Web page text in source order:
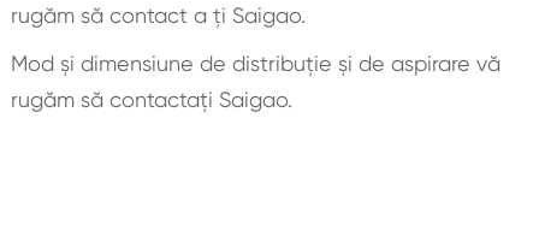
rugăm să contact a ți Saigao.
Mod și dimensiune de distribuție și de aspirare vă
rugăm să contactați Saigao.